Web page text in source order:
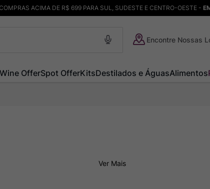
ACIMA DE R$ 699 PARA SUL, SUDESTE E CENTRO-OESTE -
Encontre Nossas
Wine OfferSpot OfferKitsDestilados e ÁguasAlimentos
Ver Mais